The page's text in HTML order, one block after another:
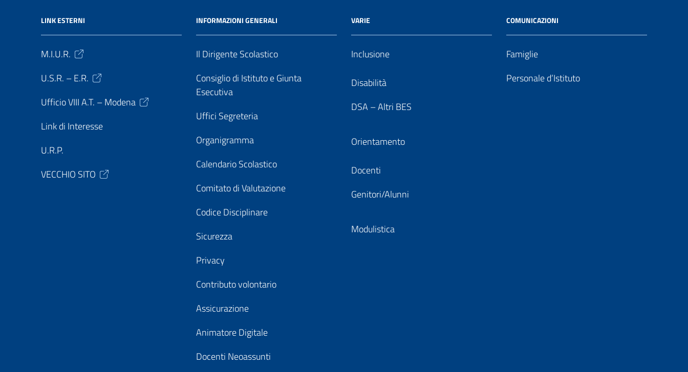
LINK ESTERNI
M.I.U.R.
U.S.R. – E.R.
Ufficio VIII A.T. – Modena
Link di Interesse
U.R.P.
VECCHIO SITO
INFORMAZIONI GENERALI
Il Dirigente Scolastico
Consiglio di Istituto e Giunta
Esecutiva
Uffici Segreteria
Organigramma
Calendario Scolastico
Comitato di Valutazione
Codice Disciplinare
Sicurezza
Privacy
Contributo volontario
Assicurazione
Animatore Digitale
Docenti Neoassunti
VARIE
Inclusione
Disabilità
DSA – Altri BES
Orientamento
Docenti
Genitori/Alunni
Modulistica
COMUNICAZIONI
Famiglie
Personale d’Istituto